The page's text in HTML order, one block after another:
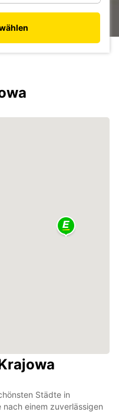
Städte in
nach einem zuverlässigen